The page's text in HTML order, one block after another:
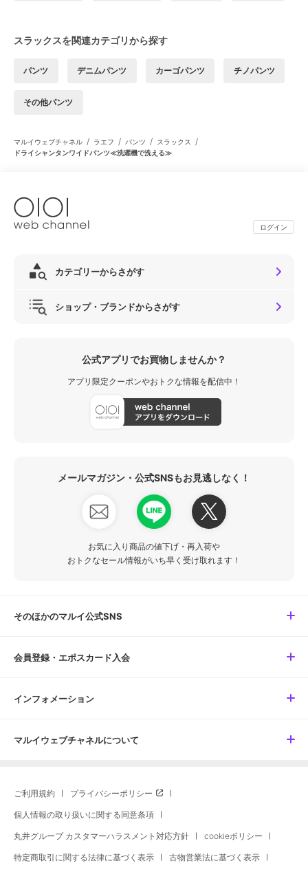
スラックスを関連カテゴリから探す
パンツ デニムパンツ カーゴパンツ チノパンツ
その他パンツ
マルイウェブチャネル / ラエフ / パンツ / スラックス /
ドライシャンタンワイドパンツ≪洗濯機で洗える≫
ログイン
カテゴリーからさがす
ショップ・ブランドからさがす
公式アプリでお買物しませんか？
アプリ限定クーポンやおトクな情報を配信中！
メールマガジン・公式SNSもお見逃しなく！
お気に入り商品の値下げ・再入荷や
おトクなセール情報がいち早く受け取れます！
そのほかのマルイ公式SNS
会員登録・エポスカード入会
インフォメーション
マルイウェブチャネルについて
ご利用規約 プライバシーポリシー
個人情報の取り扱いに関する同意条項
丸井グループ カスタマーハラスメント対応方針 cookieポリシー
特定商取引に関する法律に基づく表示 古物営業法に基づく表示